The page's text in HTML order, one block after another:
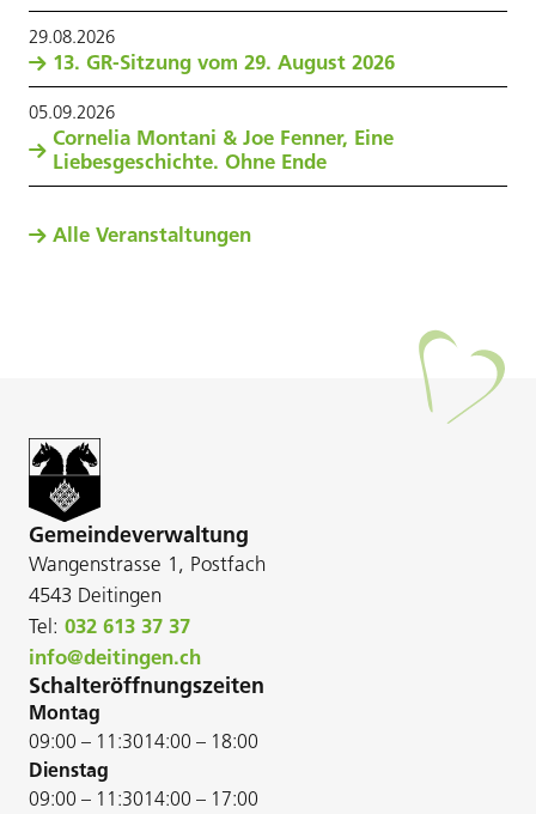
29.08.2026
13. GR-Sitzung vom 29. August 2026
05.09.2026
Cornelia Montani & Joe Fenner, Eine
Liebesgeschichte. Ohne Ende
Alle Veranstaltungen
Gemeindeverwaltung
Wangenstrasse 1, Postfach
4543 Deitingen
Tel: 032 613 37 37
info@deitingen.ch
Schalteröffnungszeiten
Montag
09:00 – 11:3014:00 – 18:00
Dienstag
09:00 – 11:3014:00 – 17:00